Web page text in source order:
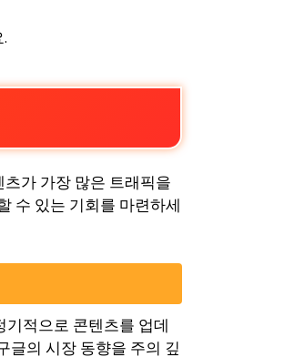
가 가장 많은 트래픽을
수 있는 기회를 마련하세
적으로 콘텐츠를 업데
글의 시장 동향을 주의 깊